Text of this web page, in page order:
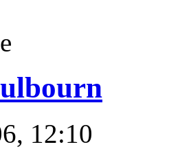
12:10